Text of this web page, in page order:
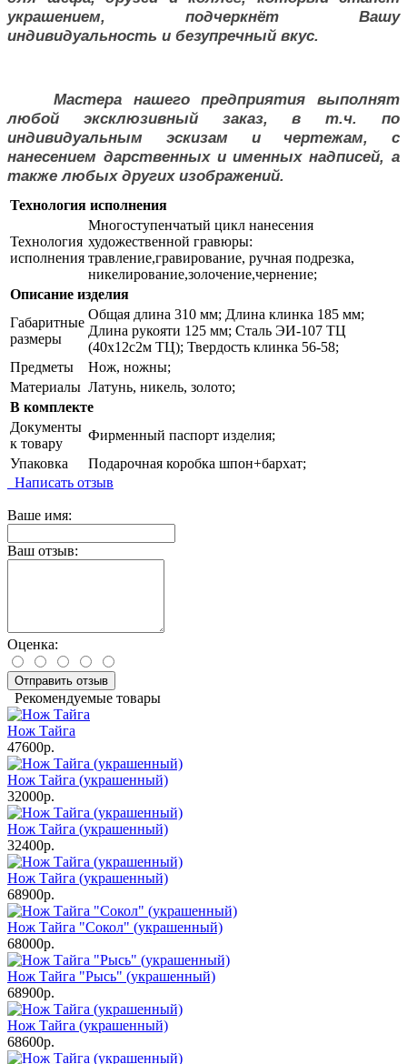
украшением, подчеркнёт Вашу
индивидуальность и безупречный вкус.
Мастера нашего предприятия выполнят
любой эксклюзивный заказ, в т.ч. по
индивидуальным эскизам и чертежам, с
нанесением дарственных и именных надписей, а
также любых других изображений.
Технология исполнения
Технология
исполнения
Многоступенчатый цикл нанесения
художественной гравюры:
травление,гравирование, ручная подрезка,
никелирование,золочение,чернение;
Описание изделия
Габаритные
размеры
Общая длина 310 мм; Длина клинка 185 мм;
Длина рукояти 125 мм; Сталь ЭИ-107 ТЦ
(40х12с2м ТЦ); Твердость клинка 56-58;
Предметы
Нож, ножны;
Материалы Латунь, никель, золото;
В комплекте
Документы
к товару
Фирменный паспорт изделия;
Упаковка
Подарочная коробка шпон+бархат;
Написать отзыв
Ваше имя:
Ваш отзыв:
Оценка:
Отправить отзыв
Рекомендуемые товары
Нож Тайга
47600р.
Нож Тайга (украшенный)
32000р.
Нож Тайга (украшенный)
32400р.
Нож Тайга (украшенный)
68900р.
Нож Тайга "Сокол" (украшенный)
68000р.
Нож Тайга "Рысь" (украшенный)
68900р.
Нож Тайга (украшенный)
68600р.